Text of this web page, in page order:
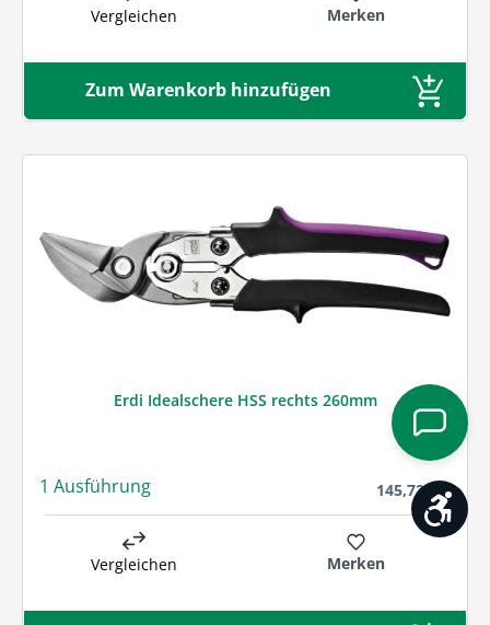
Vergleichen Merken
Zum Warenkorb hinzufügen
Erdi Idealschere HSS rechts 260mm
1 Ausführung Regulärer
145,72 € *
Vergleichen Merken